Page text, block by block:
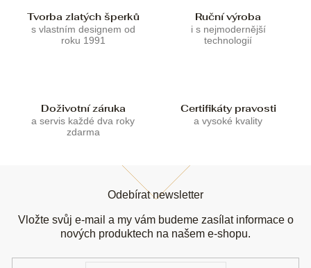
Tvorba zlatých šperků
s vlastním designem od
roku 1991
Ruční výroba
i s nejmodernější
technologií
Doživotní záruka
a servis každé dva roky
zdarma
Certifikáty pravosti
a vysoké kvality
Odebírat newsletter
Vložte svůj e-mail a my vám budeme zasílat informace o
nových produktech na našem e-shopu.